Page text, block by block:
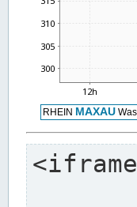
<iframe